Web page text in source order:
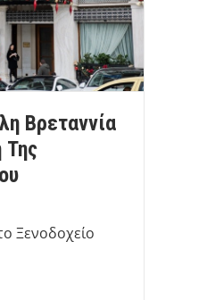
Βρεταννία
Της
Ξενοδοχείο